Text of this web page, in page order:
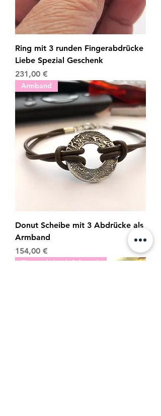
Ring mit 3 runden Fingerabdrücke
Liebe Spezial Geschenk
Preis
231,00 €
Armband
Donut Scheibe mit 3 Abdrücke als
Armband
Preis
154,00 €
Fingerabdruck Schmuck